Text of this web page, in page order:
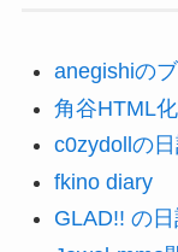
anegishiの
角谷HTML
c0zydollの
fkino diary
GLAD!! の